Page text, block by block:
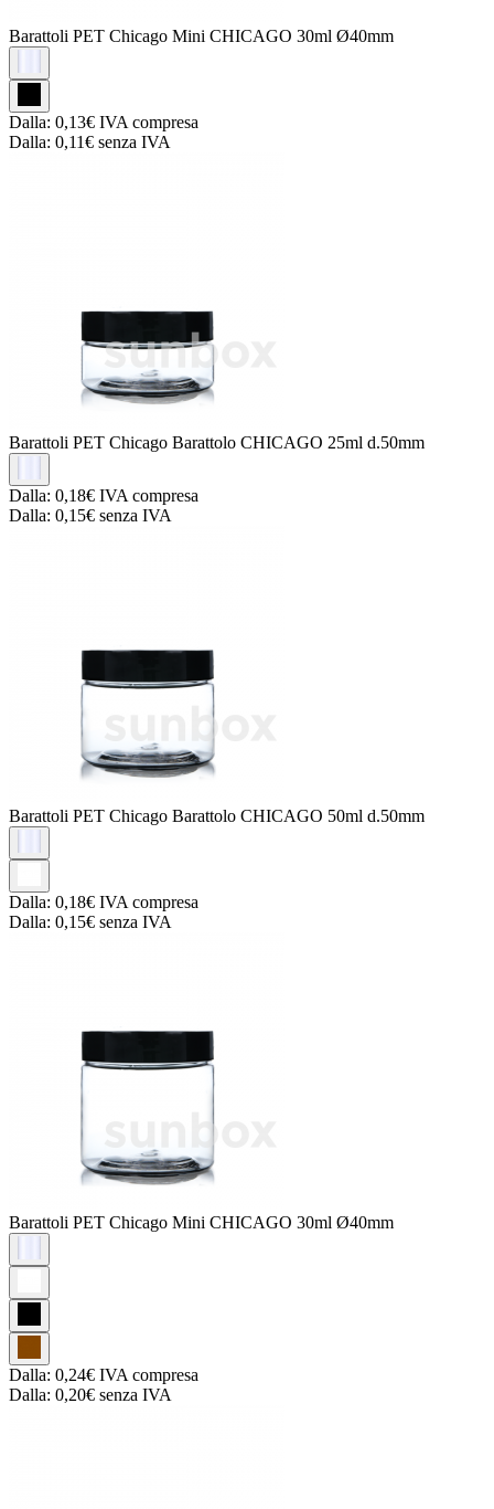
Barattoli PET Chicago Mini CHICAGO 30ml Ø40mm
Dalla: 0,13€ IVA compresa
Dalla: 0,11€ senza IVA
Barattoli PET Chicago Barattolo CHICAGO 25ml d.50mm
Dalla: 0,18€ IVA compresa
Dalla: 0,15€ senza IVA
Barattoli PET Chicago Barattolo CHICAGO 50ml d.50mm
Dalla: 0,18€ IVA compresa
Dalla: 0,15€ senza IVA
Barattoli PET Chicago Mini CHICAGO 30ml Ø40mm
Dalla: 0,24€ IVA compresa
Dalla: 0,20€ senza IVA